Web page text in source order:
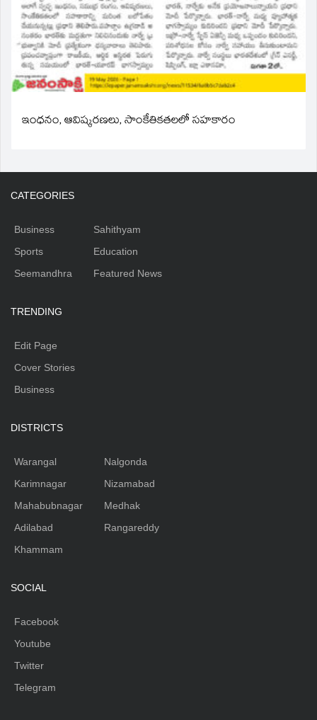
ఇంధనం, ఆవిష్కరణలు, సాంకేతికతలలో సహకారం
CATEGORIES
Business
Sports
Seemandhra
Sahithyam
Education
Featured News
TRENDING
Edit Page
Cover Stories
Business
DISTRICTS
Warangal
Karimnagar
Mahabubnagar
Adilabad
Khammam
Nalgonda
Nizamabad
Medhak
Rangareddy
SOCIAL
Facebook
Youtube
Twitter
Telegram